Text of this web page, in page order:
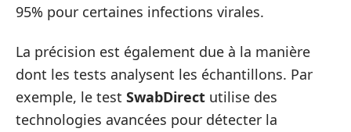
95% pour certaines infections virales.
La précision est également due à la manière
dont les tests analysent les échantillons. Par
exemple, le test SwabDirect utilise des
technologies avancées pour détecter la